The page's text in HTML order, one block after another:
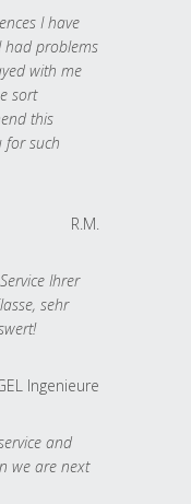
I have
had problems
with me
sort
this
for such
R.M.
Ihrer
sehr
Ingenieure
and
we are next